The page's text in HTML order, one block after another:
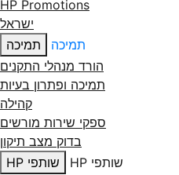
HP Promotions
ישראל
תמיכה
תמיכה
הורד מנהלי התקנים
תמיכה ופתרון בעיות
קהילה
ספקי שירות מורשים
בדוק מצב תיקון
שותפי HP
שותפי HP